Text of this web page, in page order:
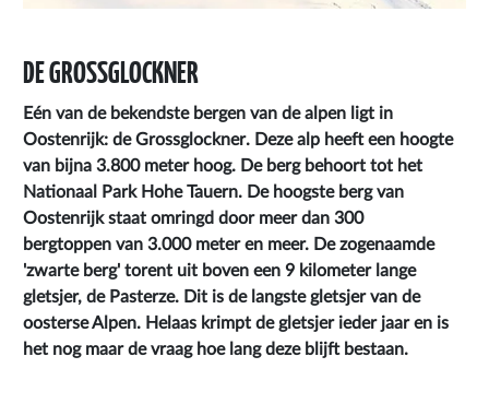
DE GROSSGLOCKNER
Eén van de bekendste bergen van de alpen ligt in
Oostenrijk: deGrossglockner. Deze alp heeft een hoogte
van bijna 3.800 meter hoog. De berg behoort tot het
Nationaal Park Hohe Tauern. De hoogste berg van
Oostenrijk staat omringd door meer dan 300
bergtoppen van 3.000 meter en meer. De zogenaamde
'zwarte berg' torent uit boven een 9 kilometer lange
gletsjer, de Pasterze. Dit is de langste gletsjer van de
oosterse Alpen. Helaas krimpt de gletsjer ieder jaar en is
het nog maar de vraag hoe lang deze blijft bestaan.